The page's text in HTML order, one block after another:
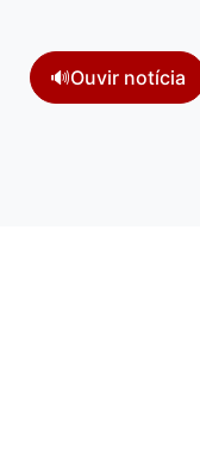
🔊Ouvir notícia